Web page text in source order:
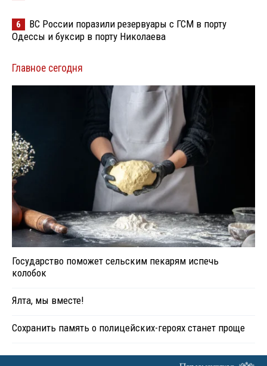
6
ВС России поразили резервуары с ГСМ в порту
Одессы и буксир в порту Николаева
Главное сегодня
Государство поможет сельским пекарям испечь
колобок
Ялта, мы вместе!
Сохранить память о полицейских-героях станет проще